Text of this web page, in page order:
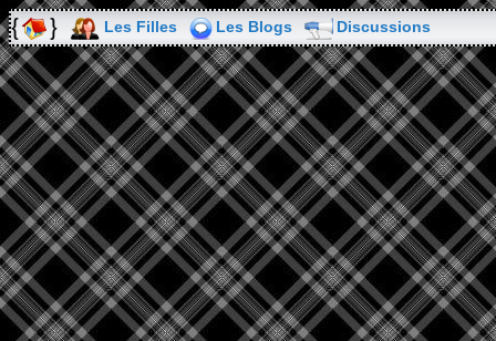
Les Filles Les Blogs Discussions